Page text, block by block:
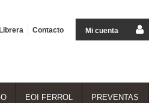
Mi cuenta
Contacto
EOI FERROL PREVENTAS